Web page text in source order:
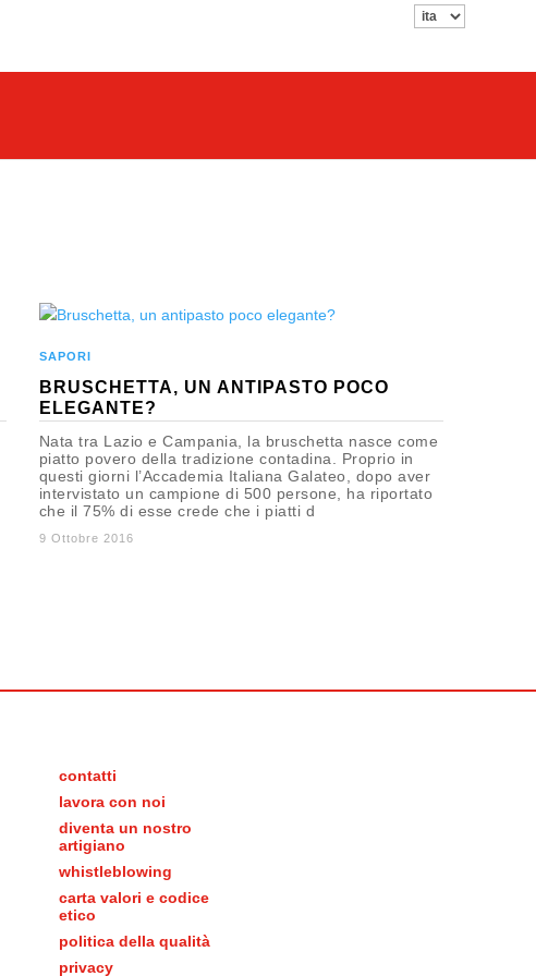
SAPORI
BRUSCHETTA, UN ANTIPASTO POCO
ELEGANTE?
Nata tra Lazio e Campania, la bruschetta nasce come
piatto povero della tradizione contadina. Proprio in
questi giorni l’Accademia Italiana Galateo, dopo aver
intervistato un campione di 500 persone, ha riportato
che il 75% di esse crede che i piatti d
9 Ottobre 2016
contatti
lavora con noi
diventa un nostro
artigiano
whistleblowing
carta valori e codice
etico
politica della qualità
privacy